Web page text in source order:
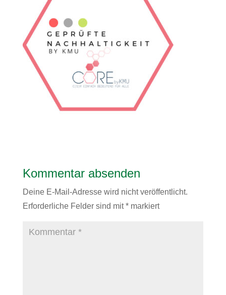
Kommentar absenden
Deine E-Mail-Adresse wird nicht veröffentlicht.
Erforderliche Felder sind mit*markiert